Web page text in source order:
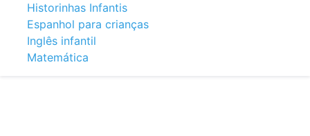
Historinhas Infantis
Espanhol para crianças
Inglês infantil
Matemática